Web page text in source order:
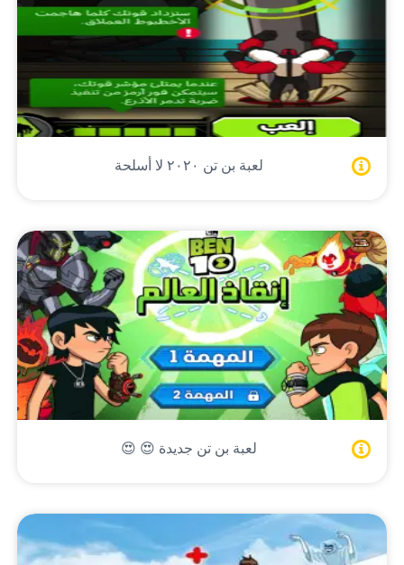
لعبة بن تن ٢٠٢٠ لا أسلحة
لعبة بن تن جديدة 😍 😍